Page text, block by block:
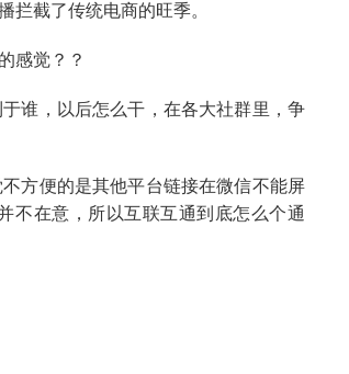
截了传统电商的旺季。
感觉？？
谁，以后怎么干，在各大社群里，争
方便的是其他平台链接在微信不能屏
不在意，所以互联互通到底怎么个通